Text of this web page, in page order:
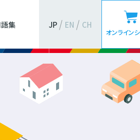
語集 JP EN CH
オンライン